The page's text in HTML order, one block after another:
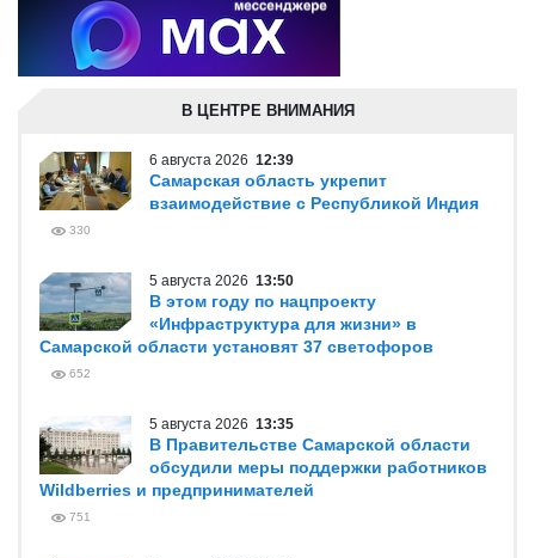
В ЦЕНТРЕ ВНИМАНИЯ
6 августа 2026 12:39
Самарская область укрепит
взаимодействие с Республикой Индия
330
5 августа 2026 13:50
В этом году по нацпроекту
«Инфраструктура для жизни» в
Самарской области установят 37 светофоров
652
5 августа 2026 13:35
В Правительстве Самарской области
обсудили меры поддержки работников
Wildberries и предпринимателей
751